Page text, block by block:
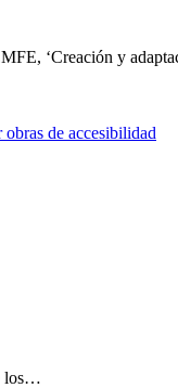
‘Creación y
de accesibilidad
los…